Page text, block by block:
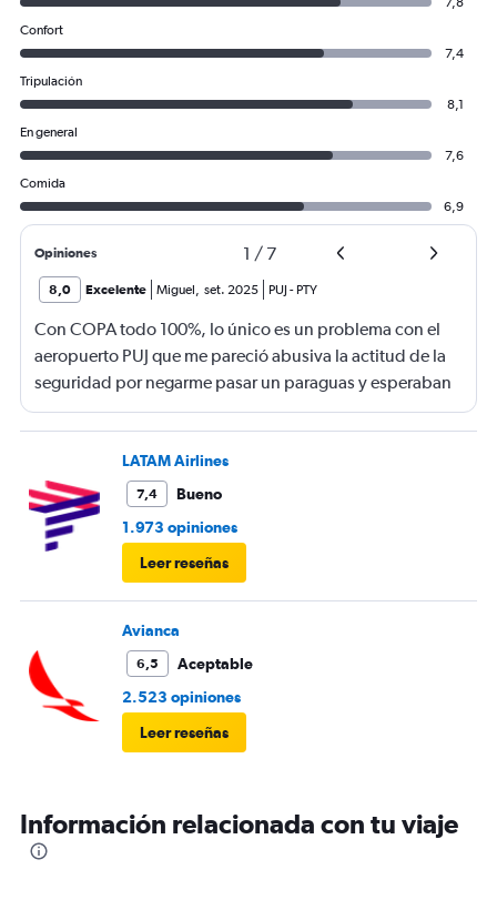
Confort
7,4
Tripulación
8,1
En general
7,6
Comida
6,9
Opiniones 1 / 7
8,0 Excelente Miguel, set. 2025 PUJ - PTY
Con COPA todo 100%, lo único es un problema con el
aeropuerto PUJ que me pareció abusiva la actitud de la
seguridad por negarme pasar un paraguas y esperaban
que lo despache en mostrador de COPA como si fuese
un equipaje. Lo más insólito es que dejaban pasar a
adultos mayores CON BASTONES. Me salía más caro
embalar y mandar el paraguas a la bodega que el valor
económico del artículo, y lo más loco, es que en el duty
free venden paraguas. Hasta donde y en nombre de la
“seguridad”, caemos en el abuso y el exceso?
LATAM Airlines
7,4
Bueno
1.973 opiniones
Leer reseñas
Avianca
6,5
Aceptable
2.523 opiniones
Leer reseñas
Información relacionada con tu viaje